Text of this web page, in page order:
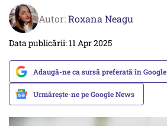
Autor:Roxana Neagu
Data publicării: 11 Apr 2025
Adaugă-ne ca sursă preferată în Google
Urmărește-ne pe Google News